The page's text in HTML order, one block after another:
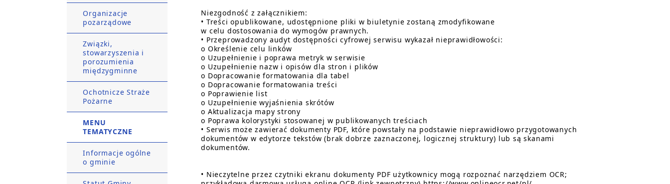
Organizacje
pozarządowe
Związki,
stowarzyszenia i
porozumienia
międzygminne
Ochotnicze Straże
Pożarne
MENU
TEMATYCZNE
Informacje ogólne
o gminie
Niezgodność z załącznikiem:
• Treści opublikowane, udostępnione pliki w biuletynie zostaną zmodyfikowane
w celu dostosowania do wymogów prawnych.
• Przeprowadzony audyt dostępności cyfrowej serwisu wykazał nieprawidłowości:
o Określenie celu linków
o Uzupełnienie i poprawa metryk w serwisie
o Uzupełnienie nazw i opisów dla stron i plików
o Dopracowanie formatowania dla tabel
o Dopracowanie formatowania treści
o Poprawienie list
o Uzupełnienie wyjaśnienia skrótów
o Aktualizacja mapy strony
o Poprawa kolorystyki stosowanej w publikowanych treściach
• Serwis może zawierać dokumenty PDF, które powstały na podstawie nieprawidłowo przygotowanych
dokumentów w edytorze tekstów (brak dobrze zaznaczonej, logicznej struktury) lub są skanami
dokumentów.
• Nieczytelne przez czytniki ekranu dokumenty PDF użytkownicy mogą rozpoznać narzędziem OCR;